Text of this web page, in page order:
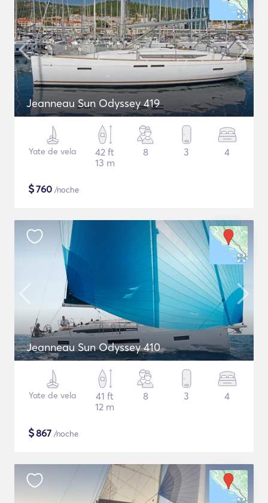
Jeanneau Sun Odyssey 419
Yate de vela
42 ft
13 m
8 3 4
$760 /noche
Jeanneau Sun Odyssey 410
Yate de vela
41 ft
12 m
8 3 4
$867 /noche